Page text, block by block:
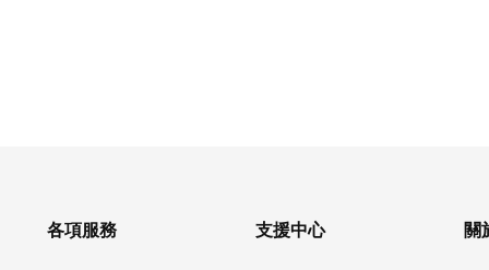
各項服務 支援中心 關